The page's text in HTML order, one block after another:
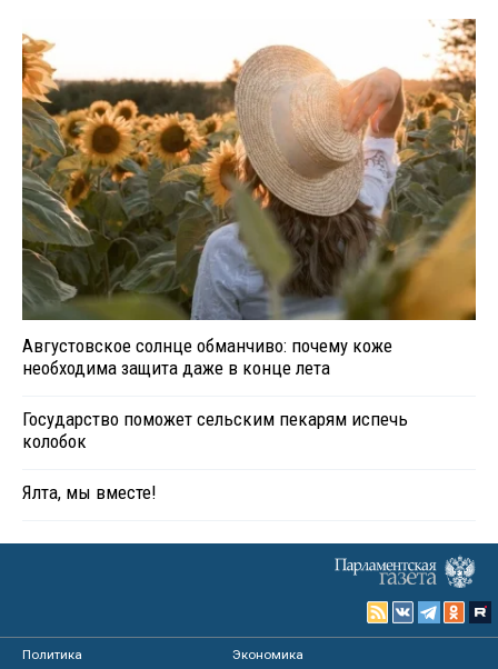
Августовское солнце обманчиво: почему коже
необходима защита даже в конце лета
Государство поможет сельским пекарям испечь
колобок
Ялта, мы вместе!
Политика
Экономика